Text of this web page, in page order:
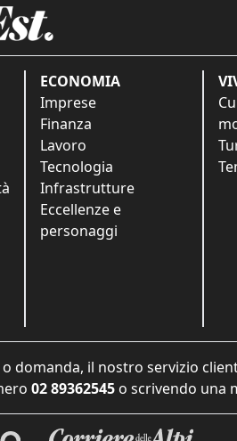
ECONOMIA
Imprese
Finanza
Lavoro
Tecnologia
Infrastrutture
Eccellenze e
personaggi
domanda, il nostro servizio
02 89362545 o scrivendo una